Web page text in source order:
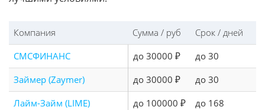
Компания Сумма / руб Срок / дней
СМСФИНАНС
до 30000 ₽ до 30
Займер (Zaymer)
до 30000 ₽ до 30
Лайм-Займ (LIME)
до 100000 ₽ до 168